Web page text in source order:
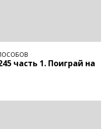
часть 1. Поиграй на